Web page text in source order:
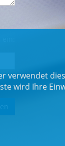
verwendet
wird Ihre